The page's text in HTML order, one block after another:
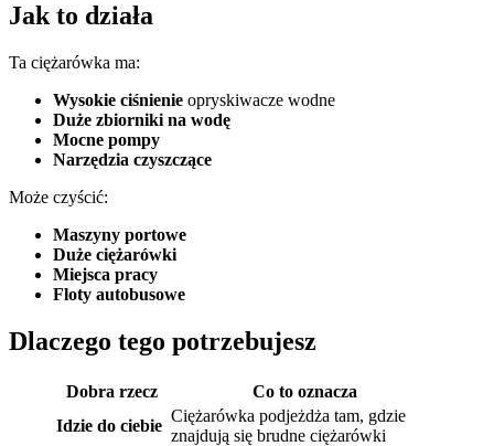
Jak to działa
Ta ciężarówka ma:
Wysokie ciśnienie opryskiwacze wodne
Duże zbiorniki na wodę
Mocne pompy
Narzędzia czyszczące
Może czyścić:
Maszyny portowe
Duże ciężarówki
Miejsca pracy
Floty autobusowe
Dlaczego tego potrzebujesz
Dobra rzecz
Co to oznacza
Idzie do ciebie
Ciężarówka podjeżdża tam, gdzie
znajdują się brudne ciężarówki